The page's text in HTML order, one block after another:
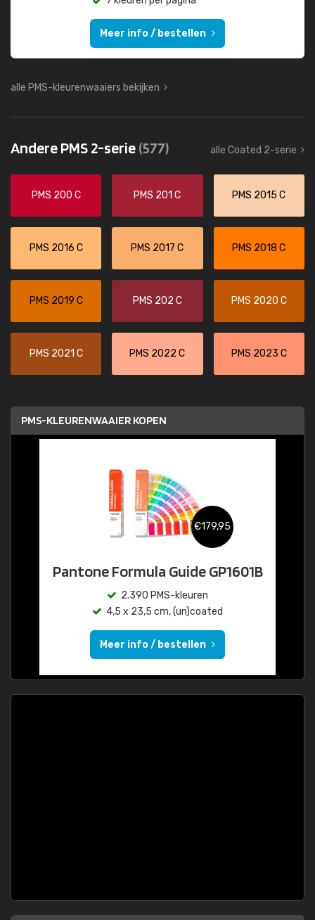
Meer info / bestellen
alle PMS-kleurenwaaiers bekijken
Andere PMS 2-serie(577) alle Coated 2-serie
PMS 200 C PMS 201 C PMS 2015 C
PMS 2016 C PMS 2017 C PMS 2018 C
PMS 2019 C PMS 202 C PMS 2020 C
PMS 2021 C PMS 2022 C PMS 2023 C
PMS-KLEURENWAAIER KOPEN
€179,95
Pantone Formula Guide GP1601B
2.390 PMS-kleuren
4,5 x 23,5 cm, (un)coated
Meer info / bestellen